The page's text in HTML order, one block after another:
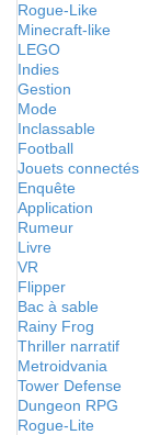
Rogue-Like
Minecraft-like
LEGO
Indies
Gestion
Mode
Inclassable
Football
Jouets connectés
Enquête
Application
Rumeur
Livre
VR
Flipper
Bac à sable
Rainy Frog
Thriller narratif
Metroidvania
Tower Defense
Dungeon RPG
Rogue-Lite